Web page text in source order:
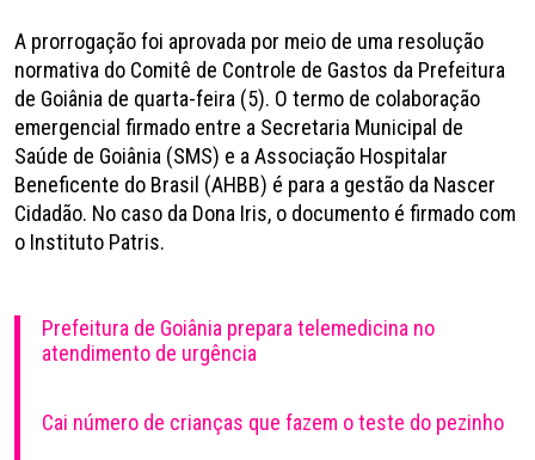
A prorrogação foi aprovada por meio de uma resolução
normativa do Comitê de Controle de Gastos da Prefeitura
de Goiânia de quarta-feira (5). O termo de colaboração
emergencial firmado entre a Secretaria Municipal de
Saúde de Goiânia (SMS) e a Associação Hospitalar
Beneficente do Brasil (AHBB) é para a gestão da Nascer
Cidadão. No caso da Dona Iris, o documento é firmado com
o Instituto Patris.
Prefeitura de Goiânia prepara telemedicina no
atendimento de urgência
Cai número de crianças que fazem o teste do pezinho